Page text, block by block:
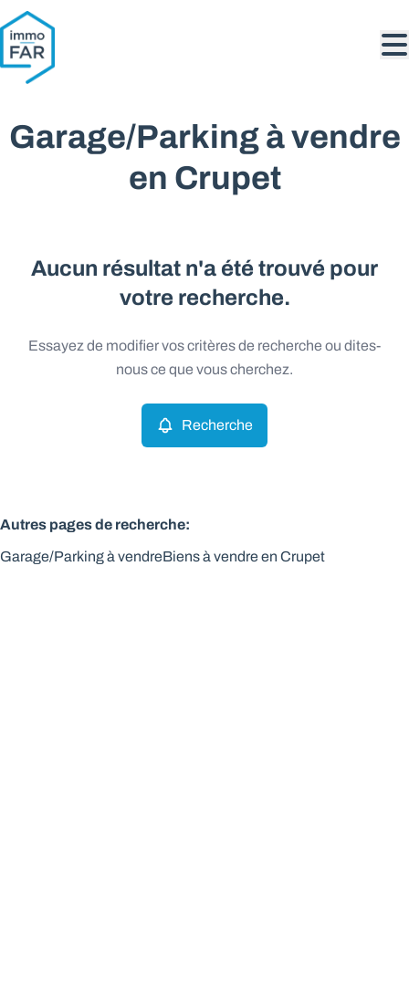
Aller au contenu principal
Garage/Parking à vendre
en Crupet
Aucun résultat n'a été trouvé pour
votre recherche.
Essayez de modifier vos critères de recherche ou dites-
nous ce que vous cherchez.
Recherche
Autres pages de recherche:
Garage/Parking à vendreBiens à vendre en Crupet